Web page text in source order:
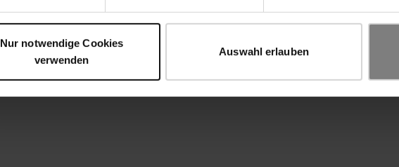
Nur notwendige Cookies
verwenden
Auswahl erlauben